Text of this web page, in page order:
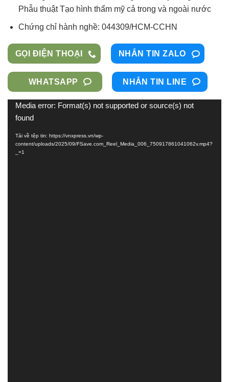
Phẫu thuật Tạo hình thẩm mỹ cả trong và ngoài nước
Chứng chỉ hành nghề: 044309/HCM-CCHN
GỌI ĐIỆN THOẠI NHẮN TIN ZALO
WHATSAPP NHẮN TIN LINE
Trình
chơi
Video
Media error: Format(s) not supported or source(s) not
found
Tải về tệp tin: https://vnxpress.vn/wp-
content/uploads/2025/09/FSave.com_Reel_Media_006_750917861041062v.mp4?
_=1